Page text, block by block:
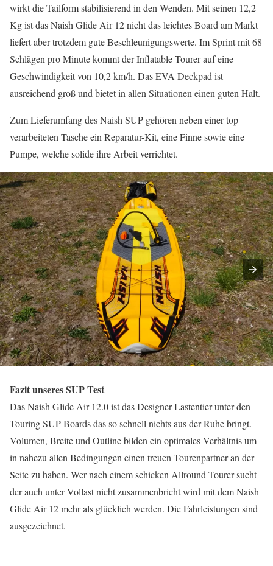
wirkt die Tailform stabilisierend in den Wenden. Mit seinen 12,2
Kg ist das Naish Glide Air 12 nicht das leichtes Board am Markt
liefert aber trotzdem gute Beschleunigungswerte. Im Sprint mit 68
Schlägen pro Minute kommt der Inflatable Tourer auf eine
Geschwindigkeit von 10,2 km/h. Das EVA Deckpad ist
ausreichend groß und bietet in allen Situationen einen guten Halt.
Zum Lieferumfang des Naish SUP gehören neben einer top
verarbeiteten Tasche ein Reparatur-Kit, eine Finne sowie eine
Pumpe, welche solide ihre Arbeit verrichtet.
Fazit unseres SUP Test
Das Naish Glide Air 12.0 ist das Designer Lastentier unter den
Touring SUP Boards das so schnell nichts aus der Ruhe bringt.
Volumen, Breite und Outline bilden ein optimales Verhältnis um
in nahezu allen Bedingungen einen treuen Tourenpartner an der
Seite zu haben. Wer nach einem schicken Allround Tourer sucht
der auch unter Vollast nicht zusammenbricht wird mit dem Naish
Glide Air 12 mehr als glücklich werden. Die Fahrleistungen sind
ausgezeichnet.